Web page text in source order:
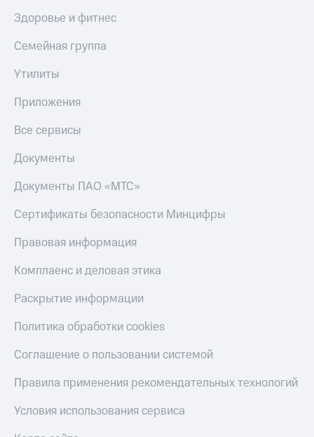
Здоровье и фитнес
Семейная группа
Утилиты
Приложения
Все сервисы
Документы
Документы ПАО «МТС»
Сертификаты безопасности Минцифры
Правовая информация
Комплаенс и деловая этика
Раскрытие информации
Политика обработки cookies
Соглашение о пользовании системой
Правила применения рекомендательных технологий
Условия использования сервиса